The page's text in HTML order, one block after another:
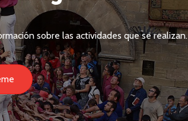
sobre las actividades que se realizan.